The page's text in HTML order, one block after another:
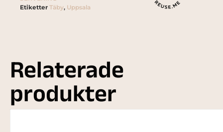
Etiketter Täby, Uppsala
Relaterade
produkter